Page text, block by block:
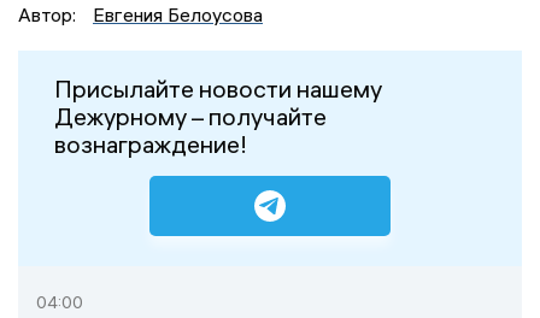
Автор:
Евгения Белоусова
Присылайте новости нашему
Дежурному – получайте
вознаграждение!
04:00